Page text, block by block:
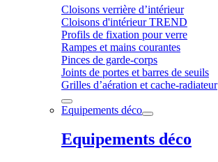
Cloisons verrière d’intérieur
Cloisons d'intérieur TREND
Profils de fixation pour verre
Rampes et mains courantes
Pinces de garde-corps
Joints de portes et barres de seuils
Grilles d’aération et cache-radiateur
Equipements déco
Equipements déco